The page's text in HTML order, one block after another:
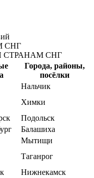
СНГ
Города, районы,
посёлки
Нальчик
Химки
Подольск
Балашиха
Мытищи
Таганрог
Нижнекамск